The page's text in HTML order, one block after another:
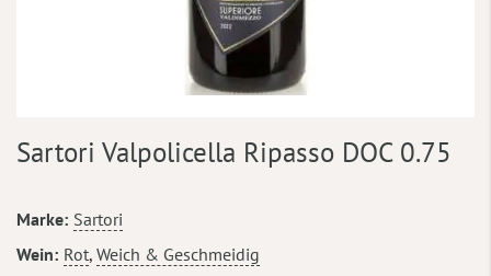
Anfang
springen
Sartori Valpolicella Ripasso DOC 0.75
Mehr
Informationen
Marke Sartori
Wein Rot, Weich & Geschmeidig